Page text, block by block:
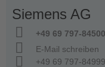
Siemens AG
+49 69 797-84500
E-Mail schreiben
+49 69 797-84999